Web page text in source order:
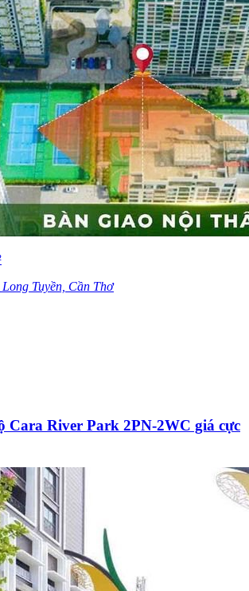
Tuyền, Cần Thơ
Cara River Park 2PN-2WC giá cực